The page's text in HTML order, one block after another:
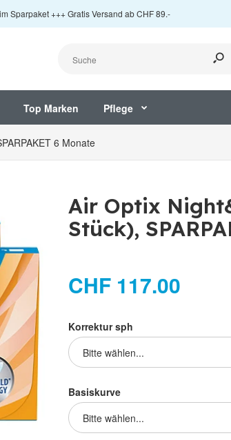
Sparpaket +++ Gratis Versand ab CHF 89.-
Top Marken Pflege
6 Monate
Air Optix
Stück),
CHF 117.00
Korrektur sph
Basiskurve